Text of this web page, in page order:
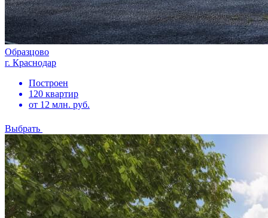
Образцово
г. Краснодар
Построен
120 квартир
от 12 млн. руб.
Выбрать